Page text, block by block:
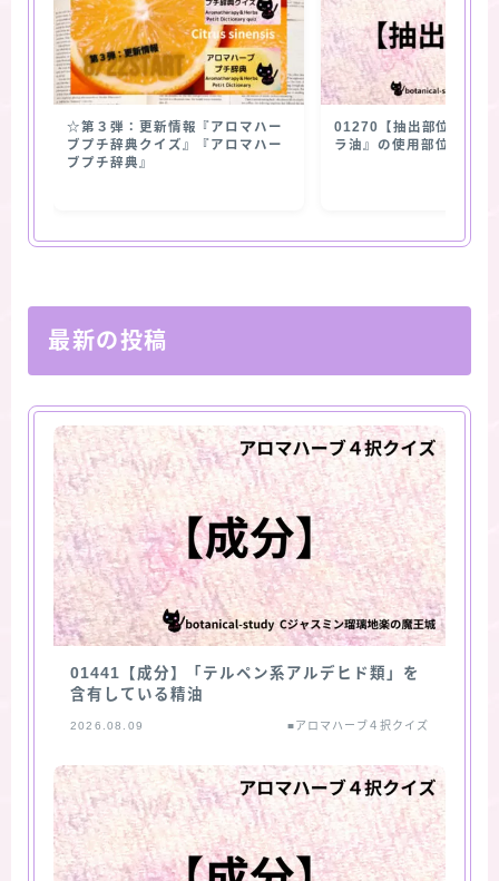
☆第３弾：更新情報『アロマハー
ブプチ辞典クイズ』『アロマハー
ブプチ辞典』
01270【抽出部位】『カ
ラ油』の使用部位
最新の投稿
01441【成分】「テルペン系アルデヒド類」を
含有している精油
2026.08.09 ■アロマハーブ４択クイズ